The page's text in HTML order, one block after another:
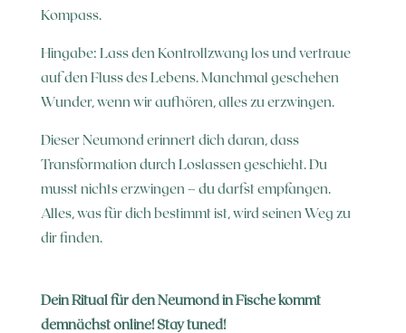
Kompass.
Hingabe: Lass den Kontrollzwang los und vertraue
auf den Fluss des Lebens. Manchmal geschehen
Wunder, wenn wir aufhören, alles zu erzwingen.
Dieser Neumond erinnert dich daran, dass
Transformation durch Loslassen geschieht. Du
musst nichts erzwingen – du darfst empfangen.
Alles, was für dich bestimmt ist, wird seinen Weg zu
dir finden.
Dein Ritual für den Neumond in Fische kommt
demnächst online! Stay tuned!